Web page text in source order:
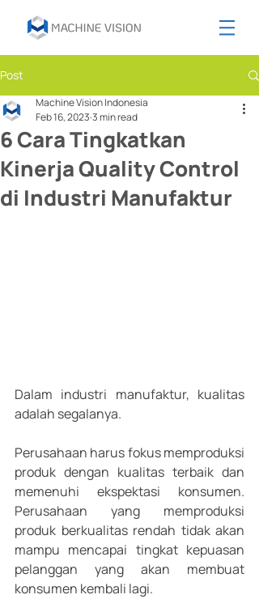
Post
6 Cara Tingkatkan
Kinerja Quality Control
di Industri Manufaktur
Machine Vision Indonesia
Feb 16, 2023 3 min read
Dalam industri manufaktur, kualitas
adalah segalanya.
Perusahaan harus fokus memproduksi
produk dengan kualitas terbaik dan
memenuhi ekspektasi konsumen.
Perusahaan yang memproduksi
produk berkualitas rendah tidak akan
mampu mencapai tingkat kepuasan
pelanggan yang akan membuat
konsumen kembali lagi.